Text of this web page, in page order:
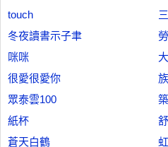
touch
冬夜讀書示子聿
咪咪
很愛很愛你
眾泰雲100
紙杯
蒼天白鶴